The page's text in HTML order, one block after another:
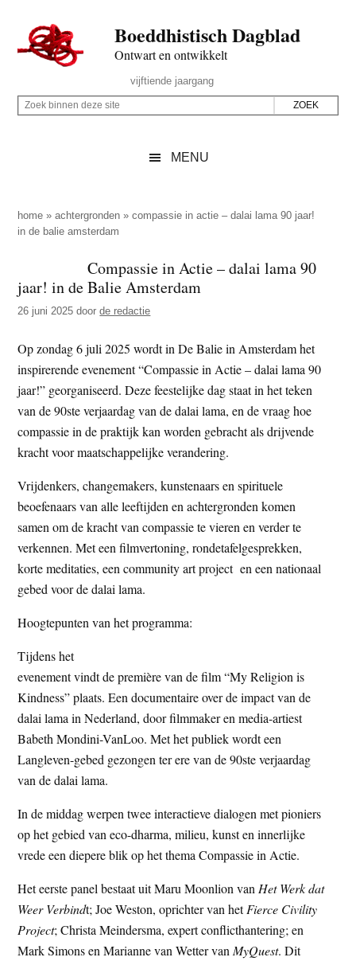
naar
de
inhoud
secondary
naar
de
sidebar
naar
de
Boeddhistisch Dagblad
Ontwart en ontwikkelt
Rechts
vijftiende jaargang
Z
p
d
z
e
i
t
e
Z
i
n
n
d
z
e
s
i
t
e
MENU
home »achtergronden »compassie in actie – dalai lama 90 jaar!
in de balie amsterdam
Compassie in Actie – dalai lama 90
jaar! in de Balie Amsterdam
26 juni 2025 doorde redactie
Op zondag 6 juli 2025 wordt in De Balie in Amsterdam het
inspirerende evenement “Compassie in Actie – dalai lama 90
jaar!” georganiseerd. Deze feestelijke dag staat in het teken
van de 90ste verjaardag van de dalai lama, en de vraag hoe
compassie in de praktijk kan worden gebracht als drijvende
kracht voor maatschappelijke verandering.
Vrijdenkers, changemakers, kunstenaars en spirituele
beoefenaars van alle leeftijden en achtergronden komen
samen om de kracht van compassie te vieren en verder te
verkennen. Met een filmvertoning, rondetafelgesprekken,
korte meditaties, een community art project en een nationaal
gebed voor de dalai lama.
Hoogtepunten van het programma:
Tijdens het
evenement vindt de première van de film “My Religion is
Kindness” plaats. Een documentaire over de impact van de
dalai lama in Nederland, door filmmaker en media-artiest
Babeth Mondini-VanLoo. Met het publiek wordt een
Langleven-gebed gezongen ter ere van de 90ste verjaardag
van de dalai lama.
In de middag werpen twee interactieve dialogen met pioniers
op het gebied van eco-dharma, milieu, kunst en innerlijke
vrede een diepere blik op het thema Compassie in Actie.
Het eerste panel bestaat uit Maru Moonlion van Het Werk dat
Weer Verbindt; Joe Weston, oprichter van hetFierce Civility
Project; Christa Meindersma, expert conflicthantering; en
Mark Simons en Marianne van Wetter van MyQuest. Dit